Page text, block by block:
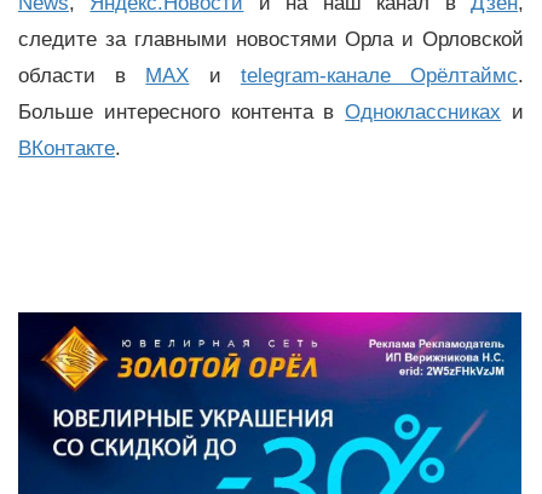
следите за главными новостями Орла и Орловской
области в MAX и telegram-канале Орёлтаймс.
Больше интересного контента вОдноклассниках и
ВКонтакте.